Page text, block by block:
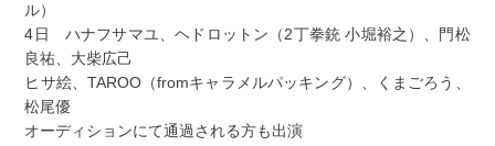
ル）
4日 ハナフサマユ、ヘドロットン（2丁拳銃 小堀裕之）、門松
良祐、大柴広己
ヒサ絵、TAROO（fromキャラメルパッキング）、くまごろう、
松尾優
オーディションにて通過される方も出演